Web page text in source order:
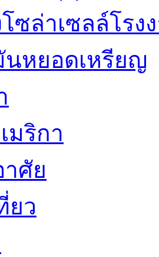
ซล่าเซลล์โรง
หยอดเหรียญ
มริกา
ศัย
ยว